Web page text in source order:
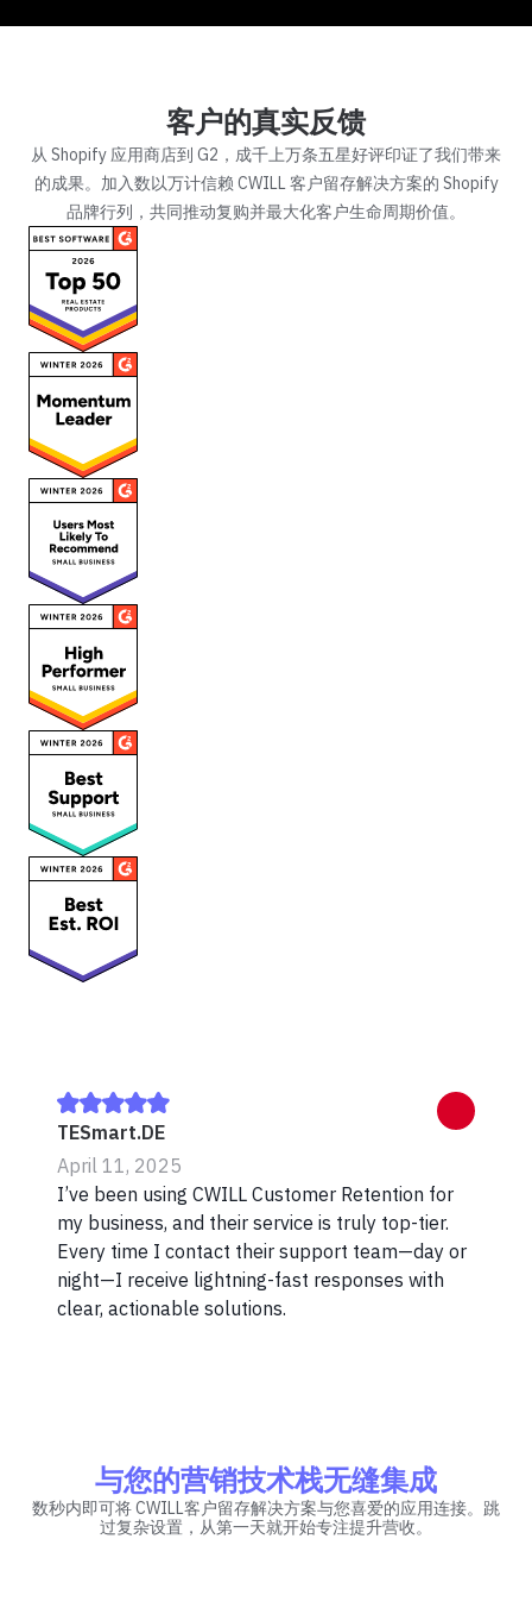
客户的真实反馈
从 Shopify 应用商店到 G2，成千上万条五星好评印证了我们带来
的成果。加入数以万计信赖 CWILL 客户留存解决方案的 Shopify
品牌行列，共同推动复购并最大化客户生命周期价值。
TESmart.DE
April 11, 2025
I’ve been using CWILL Customer Retention for
my business, and their service is truly top-tier.
Every time I contact their support team—day or
night—I receive lightning-fast responses with
clear, actionable solutions.
与您的营销技术栈无缝集成
数秒内即可将 CWILL客户留存解决方案与您喜爱的应用连接。跳
过复杂设置，从第一天就开始专注提升营收。